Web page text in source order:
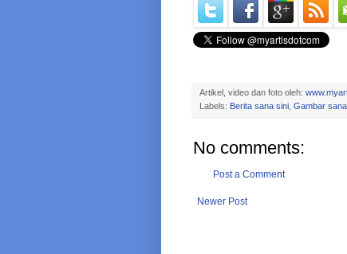
Artikel, video dan foto oleh:
Labels: Berita sana sini Gambar
No comments:
Post a Comment
Newer Post